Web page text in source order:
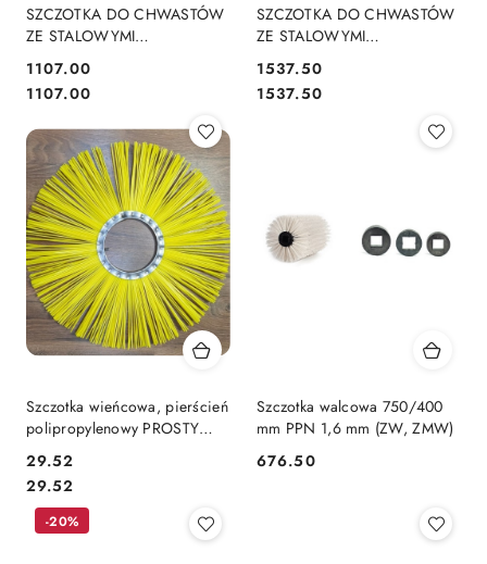
SZCZOTKA DO CHWASTÓW
ZE STALOWYMI
LINY
Cena:
1107.00
Cena:
1107.00
SZCZOTKA DO CHWASTÓW
ZE STALOWYMI
Cena:
1537.50
Cena:
1537.50
Szczotka wieńcowa, pierścień
polipropylenowy PROSTY
128mm (5") x 500mm
średnica zewnętrzna 500mm
Cena:
29.52
Cena:
29.52
Szczotka walcowa 750/400
mm PPN 1,6 mm (ZW, ZMW)
Cena:
676.50
-20%